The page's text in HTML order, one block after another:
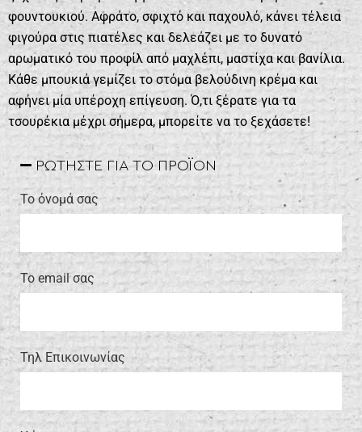
φουντουκιού. Αφράτο, σφιχτό και παχουλό, κάνει τέλεια
φιγούρα στις πιατέλες και δελεάζει με το δυνατό
αρωματικό του προφίλ από μαχλέπι, μαστίχα και βανίλια.
Κάθε μπουκιά γεμίζει το στόμα βελούδινη κρέμα και
αφήνει μία υπέροχη επίγευση. Ό,τι ξέρατε για τα
τσουρέκια μέχρι σήμερα, μπορείτε να το ξεχάσετε!
ΡΩΤΗΣΤΕ ΓΙΑ ΤΟ ΠΡΟΪΟΝ
Το όνομά σας
Το email σας
Τηλ Επικοινωνίας